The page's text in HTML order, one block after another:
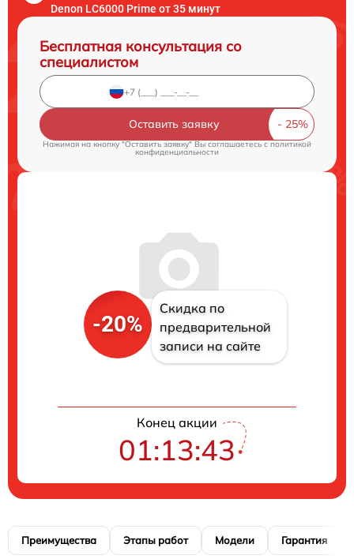
Denon LC6000 Prime от 35 минут
Бесплатная консультация со
специалистом
Оставить заявку
Нажимая на кнопку "Оставить заявку" Вы соглашаетесь c политикой
конфиденциальности
-20%
Скидка по
предварительной
записи на сайте
Конец акции
01:13:42
Преимущества Этапы работ Модели Гарантия